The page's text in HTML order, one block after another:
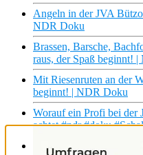
Angeln in der JVA
NDR Doku
Brassen, Barsche,
raus, der Spaß beginnt!
Mit Riesenruten an der
beginnt! | NDR Doku
Worauf ein Profi bei der
achtet #ndr #doku
Reupload: Angeln in